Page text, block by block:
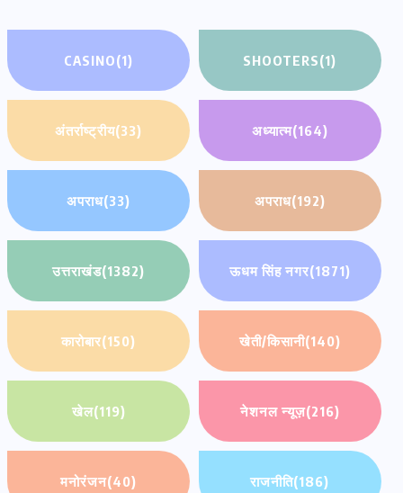
CASINO(1) SHOOTERS(1)
अंतर्राष्ट्रीय(33) अध्यात्म(164)
अपराध(33) अपराध(192)
उत्तराखंड(1382) ऊधम सिंह नगर(1871)
कारोबार(150) खेती/किसानी(140)
खेल(119) नेशनल न्यूज़(216)
मनोरंजन(40) राजनीति(186)